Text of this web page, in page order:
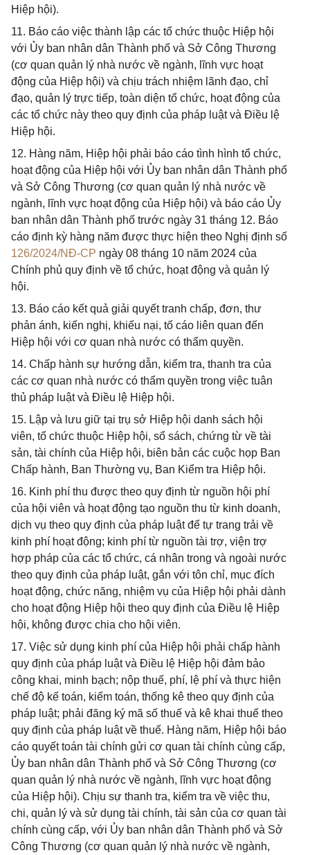
Hiệp hội).
11. Báo cáo việc thành lập các tổ chức thuộc Hiệp hội
với Ủy ban nhân dân Thành phố và Sở Công Thương
(cơ quan quản lý nhà nước về ngành, lĩnh vực hoạt
động của Hiệp hội) và chịu trách nhiệm lãnh đạo, chỉ
đạo, quản lý trực tiếp, toàn diện tổ chức, hoạt động của
các tổ chức này theo quy định của pháp luật và Điều lệ
Hiệp hội.
12. Hàng năm, Hiệp hội phải báo cáo tình hình tổ chức,
hoạt động của Hiệp hội với Ủy ban nhân dân Thành phố
và Sở Công Thương (cơ quan quản lý nhà nước về
ngành, lĩnh vực hoạt động của Hiệp hội) và báo cáo Ủy
ban nhân dân Thành phố trước ngày 31 tháng 12. Báo
cáo định kỳ hàng năm được thực hiện theo Nghị định số
126/2024/NĐ-CP ngày 08 tháng 10 năm 2024 của
Chính phủ quy định về tổ chức, hoạt động và quản lý
hội.
13. Báo cáo kết quả giải quyết tranh chấp, đơn, thư
phản ánh, kiến nghị, khiếu nại, tố cáo liên quan đến
Hiệp hội với cơ quan nhà nước có thẩm quyền.
14. Chấp hành sự hướng dẫn, kiểm tra, thanh tra của
các cơ quan nhà nước có thẩm quyền trong việc tuân
thủ pháp luật và Điều lệ Hiệp hội.
15. Lập và lưu giữ tại trụ sở Hiệp hội danh sách hội
viên, tổ chức thuộc Hiệp hội, sổ sách, chứng từ về tài
sản, tài chính của Hiệp hội, biên bản các cuộc họp Ban
Chấp hành, Ban Thường vụ, Ban Kiểm tra Hiệp hội.
16. Kinh phí thu được theo quy định từ nguồn hội phí
của hội viên và hoạt động tạo nguồn thu từ kinh doanh,
dịch vụ theo quy định của pháp luật để tự trang trải về
kinh phí hoạt động; kinh phí từ nguồn tài trợ, viện trợ
hợp pháp của các tổ chức, cá nhân trong và ngoài nước
theo quy định của pháp luật, gắn với tôn chỉ, mục đích
hoạt động, chức năng, nhiệm vụ của Hiệp hội phải dành
cho hoạt động Hiệp hội theo quy định của Điều lệ Hiệp
hội, không được chia cho hội viên.
17. Việc sử dụng kinh phí của Hiệp hội phải chấp hành
quy định của pháp luật và Điều lệ Hiệp hội đảm bảo
công khai, minh bạch; nộp thuế, phí, lệ phí và thực hiện
chế độ kế toán, kiểm toán, thống kê theo quy định của
pháp luật; phải đăng ký mã số thuế và kê khai thuế theo
quy định của pháp luật về thuế. Hàng năm, Hiệp hội báo
cáo quyết toán tài chính gửi cơ quan tài chính cùng cấp,
Ủy ban nhân dân Thành phố và Sở Công Thương (cơ
quan quản lý nhà nước về ngành, lĩnh vực hoạt động
của Hiệp hội). Chịu sự thanh tra, kiểm tra về việc thu,
chi, quản lý và sử dụng tài chính, tài sản của cơ quan tài
chính cùng cấp, với Ủy ban nhân dân Thành phố và Sở
Công Thương (cơ quan quản lý nhà nước về ngành,